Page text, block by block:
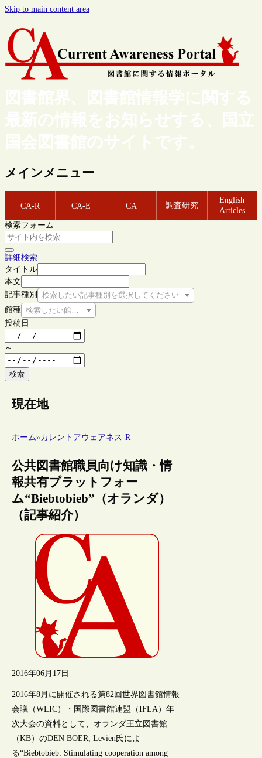
Skip to main content area
図書館界、図書館情報学に関する
最新の情報をお知らせする、国立
国会図書館のサイトです。
メインメニュー
CA-R CA-E CA 調査研究
English
Articles
検索フォーム
詳細検索
タイトル
本文
記事種別
検索したい記事種別を選択してください
館種 検索したい館種を選択してください
投稿日
～
検索
現在地
ホーム»カレントアウェアネス-R
公共図書館職員向け知識・情
報共有プラットフォー
ム“Biebtobieb”（オランダ）
（記事紹介）
2016年06月17日
2016年8月に開催される第82回世界図書館情報
会議（WLIC）・国際図書館連盟（IFLA）年
次大会の資料として、オランダ王立図書館
（KB）のDEN BOER, Levien氏によ
る“Biebtobieb: Stimulating cooperation among